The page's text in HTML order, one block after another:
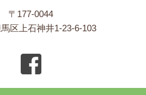
〒177-0044
区上石神井1-23-6-103